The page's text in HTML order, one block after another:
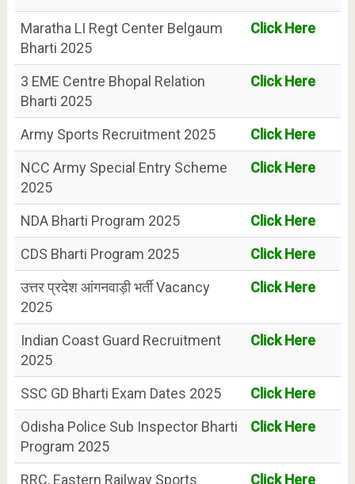
Maratha LI Regt Center Belgaum
Bharti 2025
Click Here
3 EME Centre Bhopal Relation
Bharti 2025
Click Here
Army Sports Recruitment 2025
Click Here
NCC Army Special Entry Scheme
2025
Click Here
NDA Bharti Program 2025
Click Here
CDS Bharti Program 2025
Click Here
उत्तर प्रदेश आंगनवाड़ी भर्ती Vacancy
2025
Click Here
Indian Coast Guard Recruitment
2025
Click Here
SSC GD Bharti Exam Dates 2025
Click Here
Odisha Police Sub Inspector Bharti
Program 2025
Click Here
RRC, Eastern Railway Sports
Click Here